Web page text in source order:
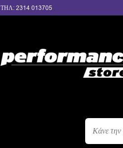
ΤΗΛ: 2314 013705
ΑΝΑΖΉΤΗΣΗ
ΠΡΟΪΌΝΤΩΝ